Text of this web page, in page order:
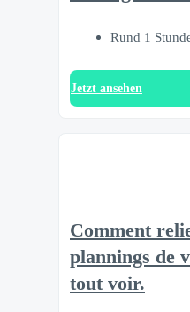
Rund 1
Jetzt ansehen
Comment
plannings de
tout voir.